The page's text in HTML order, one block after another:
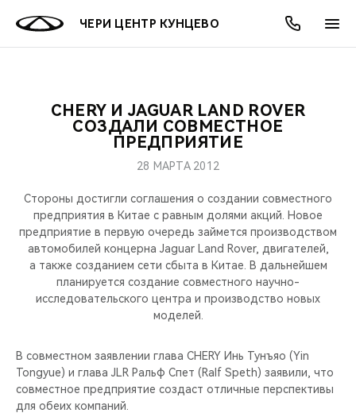
ЧЕРИ ЦЕНТР КУНЦЕВО
МОДЕЛИ
КРОССОВЕРЫ
СЕДАНЫ
НОВИНКИ
ПОКУПАТЕЛЯМ
КРЕДИТ И СТРАХОВАНИЕ
ВЛАДЕЛЬЦАМ
ЗАПЧАСТИ И АКСЕССУАРЫ
ПОДДЕРЖКА
МИР CHERY
О БРЕНДЕ
CHERY В СОЦСЕТЯХ
CHERY REMOTE
CHERY И СПОРТ
АКЦИИ
ОНЛАЙН СЕРВИСЫ
КРЕДИТ
О КОМПАНИИ
МЫ В СОЦСЕТЯХ
CHERY И JAGUAR LAND ROVER
СОЗДАЛИ СОВМЕСТНОЕ
ПРЕДПРИЯТИЕ
28 МАРТА 2012
Стороны достигли соглашения о создании совместного
предприятия в Китае с равным долями акций. Новое
предприятие в первую очередь займется производством
автомобилей концерна Jaguar Land Rover, двигателей,
а также созданием сети сбыта в Китае. В дальнейшем
планируется создание совместного научно-
исследовательского центра и производство новых
моделей.
В совместном заявлении глава CHERY Инь Тунъяо (Yin
Tongyue) и глава JLR Ральф Спет (Ralf Speth) заявили, что
совместное предприятие создаст отличные перспективы
для обеих компаний.